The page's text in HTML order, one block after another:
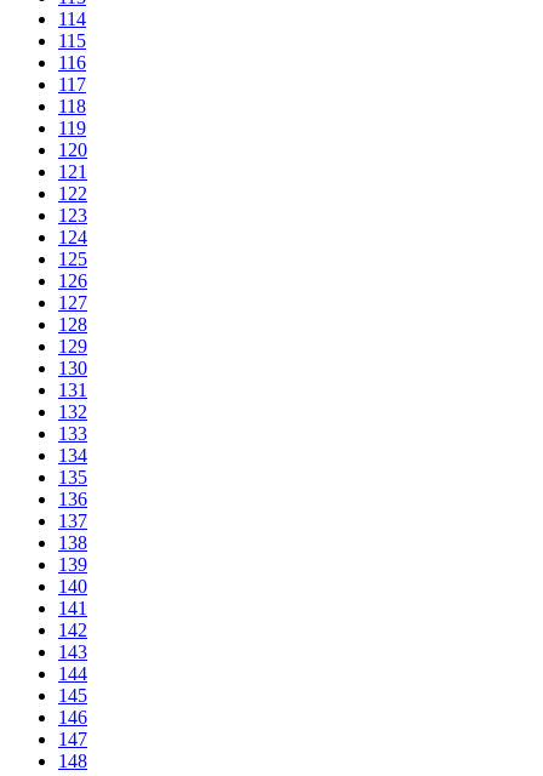
114
115
116
117
118
119
120
121
122
123
124
125
126
127
128
129
130
131
132
133
134
135
136
137
138
139
140
141
142
143
144
145
146
147
148